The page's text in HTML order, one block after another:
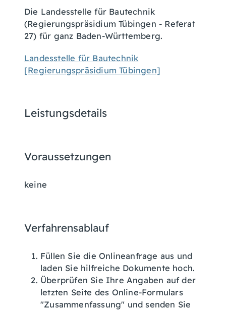
Die Landesstelle für Bautechnik
(Regierungspräsidium Tübingen - Referat
27) für ganz Baden-Württemberg.
Landesstelle für Bautechnik
[Regierungspräsidium Tübingen]
Leistungsdetails
Voraussetzungen
keine
Verfahrensablauf
Füllen Sie die Onlineanfrage aus und
laden Sie hilfreiche Dokumente hoch.
Überprüfen Sie Ihre Angaben auf der
letzten Seite des Online-Formulars
"Zusammenfassung" und senden Sie